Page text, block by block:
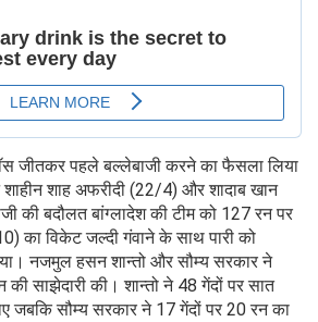
जीतकर पहले बल्लेबाजी करने का फैसला लिया
शाह अफरीदी (22/4) और शादाब खान
की बदौलत बांग्लादेश की टीम को 127 रन पर
का विकेट जल्दी गंवाने के साथ पारी को
नजमुल हसन शान्तो और सौम्य सरकार ने
साझेदारी की। शान्तो ने 48 गेंदों पर सात
जबकि सौम्य सरकार ने 17 गेंदों पर 20 रन का